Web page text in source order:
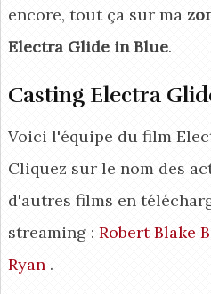
encore, tout ça sur ma
Electra Glide in Blue.
Casting Electra
Voici l'équipe du film
Cliquez sur le nom des
d'autres films en
streaming : Robert Blake
Ryan.